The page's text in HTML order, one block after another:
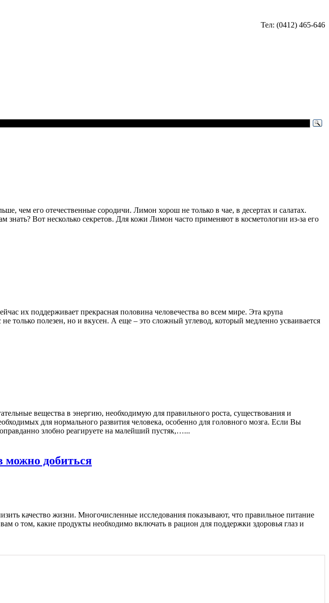
Тел: (0412) 465-646
чем его отечественные сородичи. Лимон хорош не только в чае, в десертах и салатах.
Вот несколько секретов. Для кожи Лимон часто применяют в косметологии из-за его
их поддерживает прекрасная половина человечества во всем мире. Эта крупа
только полезен, но и вкусен. А еще – это сложный углевод, который медленно усваивается
вещества в энергию, необходимую для правильного роста, существования и
для нормального развития человека, особенно для головного мозга. Если Вы
злобно реагируете на малейший пустяк,…...
можно добиться
качество жизни. Многочисленные исследования показывают, что правильное питание
о том, какие продукты необходимо включать в рацион для поддержки здоровья глаз и